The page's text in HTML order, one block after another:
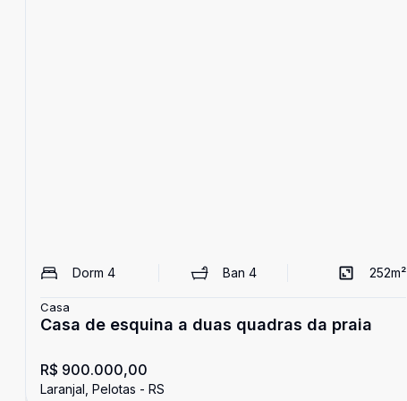
Dorm 4 Ban 4 252m²
Casa
Casa de esquina a duas quadras da praia
R$ 900.000,00
Laranjal, Pelotas - RS